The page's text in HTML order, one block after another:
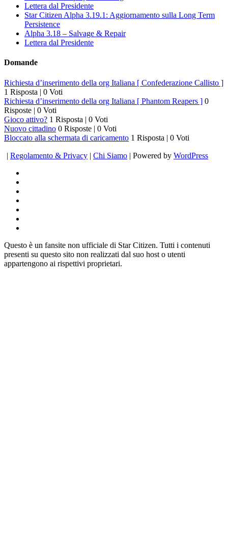
Lettera dal Presidente
Star Citizen Alpha 3.19.1: Aggiornamento sulla Long Term
Persistence
Alpha 3.18 – Salvage & Repair
Lettera dal Presidente
Domande
Richiesta d’inserimento della org Italiana [ Confederazione Callisto ]
1 Risposta | 0 Voti
Richiesta d’inserimento della org Italiana [ Phantom Reapers ] 0
Risposte | 0 Voti
Gioco attivo? 1 Risposta | 0 Voti
Nuovo cittadino 0 Risposte | 0 Voti
Bloccato alla schermata di caricamento 1 Risposta | 0 Voti
| Regolamento & Privacy | Chi Siamo | Powered by WordPress
Questo è un fansite non ufficiale di Star Citizen. Tutti i contenuti
presenti su questo sito non realizzati dal suo host o utenti
appartengono ai rispettivi proprietari.